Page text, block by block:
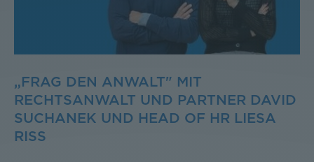
„FRAG DEN ANWALT" MIT
RECHTSANWALT UND PARTNER DAVID
SUCHANEK UND HEAD OF HR LIESA
RISS